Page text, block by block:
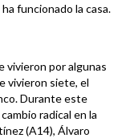
funcionado la casa.
vivieron por algunas
vivieron siete, el
Durante este
radical en la
(A14), Álvaro